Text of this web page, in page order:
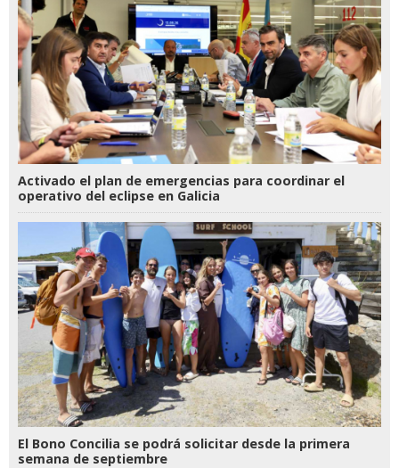
Activado el plan de emergencias para coordinar el
operativo del eclipse en Galicia
El Bono Concilia se podrá solicitar desde la primera
semana de septiembre